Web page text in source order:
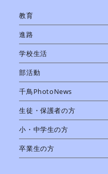
教育
進路
学校生活
部活動
千鳥PhotoNews
生徒・保護者の方
小・中学生の方
卒業生の方